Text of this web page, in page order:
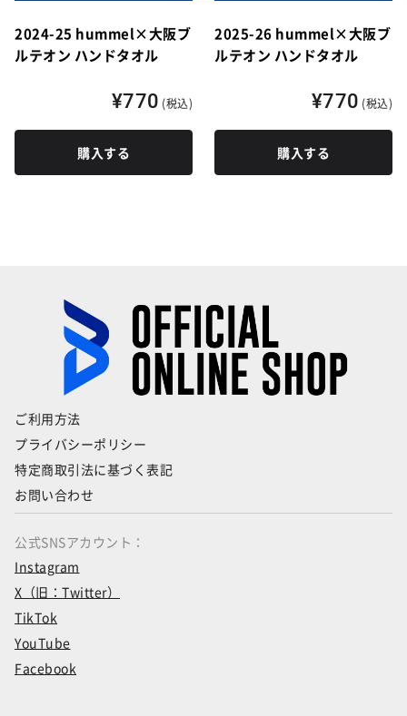
2024-25 hummel×大阪ブ
ルテオン ハンドタオル
¥770 (税込)
購入する
2025-26 hummel×大阪ブ
ルテオン ハンドタオル
¥770 (税込)
購入する
ご利用方法
プライバシーポリシー
特定商取引法に基づく表記
お問い合わせ
公式SNSアカウント：
Instagram
X（旧：Twitter）
TikTok
YouTube
Facebook